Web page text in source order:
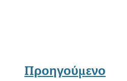
Προηγούμενο